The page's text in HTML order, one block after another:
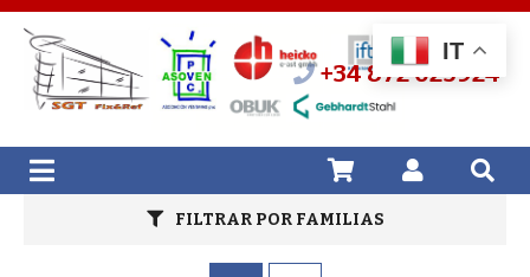
IT
+34 872 025924
FILTRAR POR FAMILIAS